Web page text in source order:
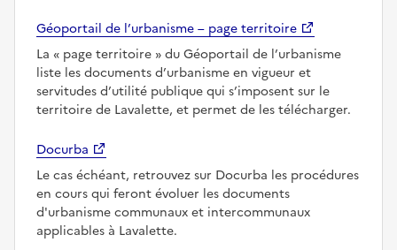
Géoportail de l’urbanisme – page territoire
La
page territoire
du Géoportail de l’urbanisme
liste les documents d’urbanisme en vigueur et
servitudes d’utilité publique qui s’imposent sur le
territoire de Lavalette, et permet de les télécharger.
Docurba
Le cas échéant, retrouvez sur Docurba les procédures
en cours qui feront évoluer les documents
d'urbanisme communaux et intercommunaux
applicables à Lavalette.